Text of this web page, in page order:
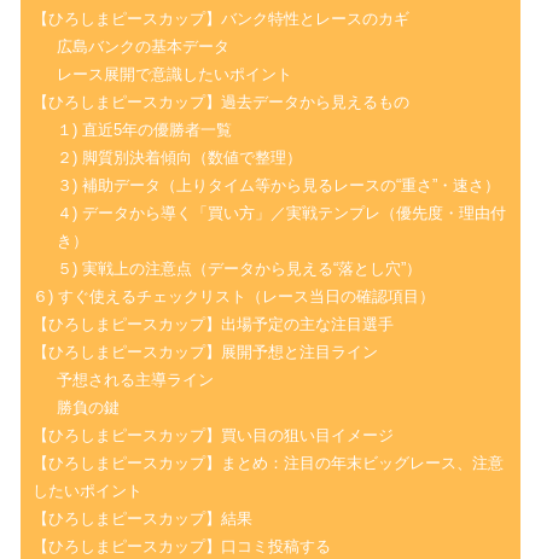
【ひろしまピースカップ】バンク特性とレースのカギ
広島バンクの基本データ
レース展開で意識したいポイント
【ひろしまピースカップ】過去データから見えるもの
１) 直近5年の優勝者一覧
２) 脚質別決着傾向（数値で整理）
３) 補助データ（上りタイム等から見るレースの“重さ”・速さ）
４) データから導く「買い方」／実戦テンプレ（優先度・理由付
き）
５) 実戦上の注意点（データから見える“落とし穴”）
６) すぐ使えるチェックリスト（レース当日の確認項目）
【ひろしまピースカップ】出場予定の主な注目選手
【ひろしまピースカップ】展開予想と注目ライン
予想される主導ライン
勝負の鍵
【ひろしまピースカップ】買い目の狙い目イメージ
【ひろしまピースカップ】まとめ：注目の年末ビッグレース、注意
したいポイント
【ひろしまピースカップ】結果
【ひろしまピースカップ】口コミ投稿する